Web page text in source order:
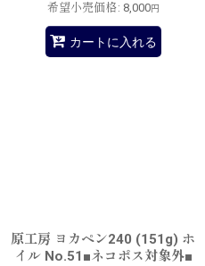
希望小売価格: 8,000円
カートに入れる
原工房 ヨカペン240 (151g) ホ
イル No.51■ネコポス対象外■